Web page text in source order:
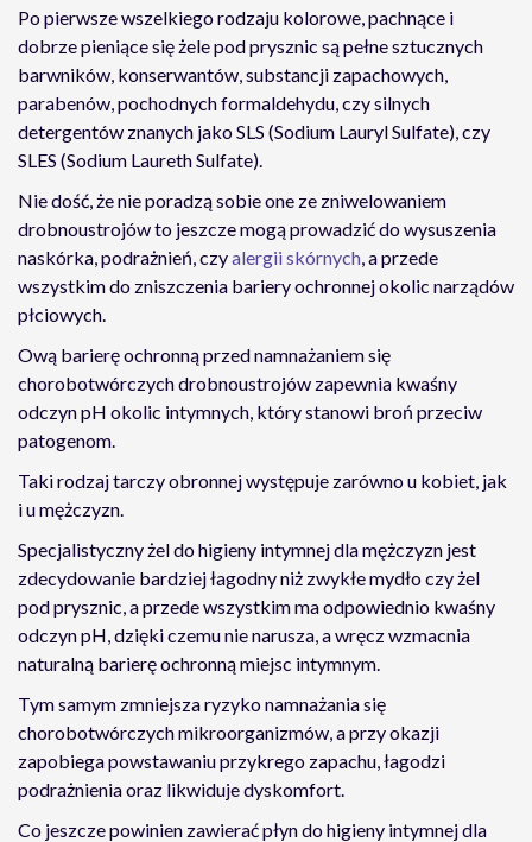
Po pierwsze wszelkiego rodzaju kolorowe, pachnące i
dobrze pieniące się żele pod prysznic są pełne sztucznych
barwników, konserwantów, substancji zapachowych,
parabenów, pochodnych formaldehydu, czy silnych
detergentów znanych jako SLS (Sodium Lauryl Sulfate), czy
SLES (Sodium Laureth Sulfate).
Nie dość, że nie poradzą sobie one ze zniwelowaniem
drobnoustrojów to jeszcze mogą prowadzić do wysuszenia
naskórka, podrażnień, czyalergii skórnych, a przede
wszystkim do zniszczenia bariery ochronnej okolic narządów
płciowych.
Ową barierę ochronną przed namnażaniem się
chorobotwórczych drobnoustrojów zapewnia kwaśny
odczyn pH okolic intymnych, który stanowi broń przeciw
patogenom.
Taki rodzaj tarczy obronnej występuje zarówno u kobiet, jak
i u mężczyzn.
Specjalistycznyżel do higieny intymnej dla mężczyzn jest
zdecydowanie bardziej łagodny niż zwykłe mydło czy żel
pod prysznic, a przede wszystkim ma odpowiednio kwaśny
odczyn pH, dzięki czemu nie narusza, a wręcz wzmacnia
naturalną barierę ochronną miejsc intymnym.
Tym samym zmniejsza ryzyko namnażania się
chorobotwórczych mikroorganizmów, a przy okazji
zapobiega powstawaniu przykrego zapachu, łagodzi
podrażnienia oraz likwiduje dyskomfort.
Co jeszcze powinien zawierać płyn do higieny intymnej dla